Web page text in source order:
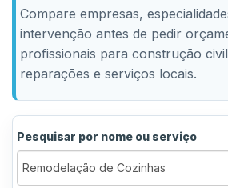
Compare empresas,
intervenção antes de pedir
profissionais para construção
reparações e serviços locais.
Pesquisar por nome ou serviço
Testemunhos